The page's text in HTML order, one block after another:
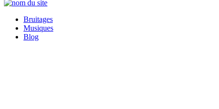
Bruitages
Musiques
Blog